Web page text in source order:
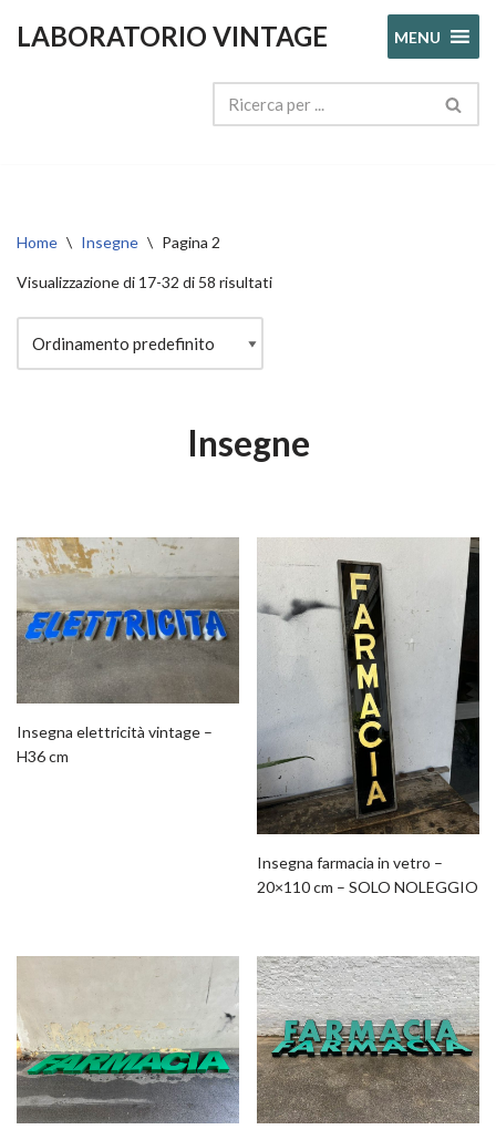
LABORATORIO VINTAGE MENU
Home \ Insegne \ Pagina 2
Visualizzazione di 17-32 di 58 risultati
Insegne
Insegna elettricità vintage –
H36 cm
Insegna farmacia in vetro –
20×110 cm – SOLO NOLEGGIO